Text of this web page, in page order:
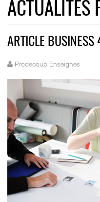
ACTUALITÉS
ARTICLE BUSINESS
Prodecoup Enseignes